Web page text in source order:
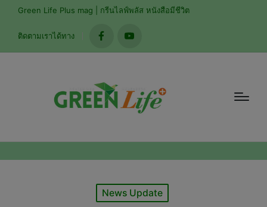
Green Life Plus mag | กรีนไลฟ์พลัส หนังสือมีชีวิต
ติดตามเราได้ทาง
facebookyoutube
Posted
News Update
modal-check